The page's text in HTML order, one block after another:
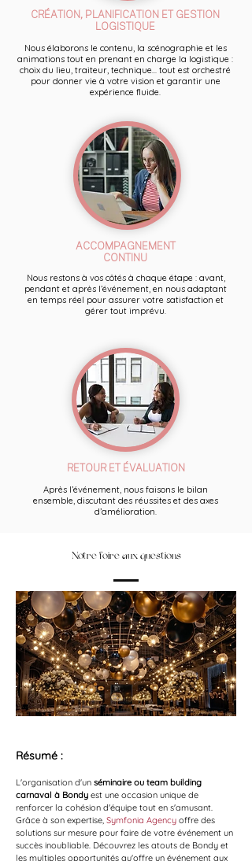
CRÉATION, PLANIFICATION ET GESTION
LOGISTIQUE
Nous élaborons le contenu, la scénographie et les
animations tout en prenant en charge la logistique :
choix du lieu, traiteur, technique... tout est orchestré
pour donner vie à votre vision et garantir une
expérience fluide.
ACCOMPAGNEMENT
CONTINU
Nous restons à vos côtés à chaque étape : avant,
pendant et après l’événement, en nous adaptant
en temps réel pour assurer votre satisfaction et
gérer tout imprévu.
RETOUR ET ÉVALUATION
Après l’événement, nous faisons le bilan
ensemble, discutant des réussites et des axes
d’amélioration.
Notre foire aux questions
Résumé :
L'organisation d'un séminaire ou team building
carnaval à Bondy est une occasion unique de
renforcer la cohésion d'équipe tout en s'amusant.
Grâce à son expertise, Symfonia Agency offre des
solutions sur mesure pour faire de votre événement un
succès inoubliable. Découvrez les atouts de Bondy et
les multiples opportunités qu'offre un événement aux